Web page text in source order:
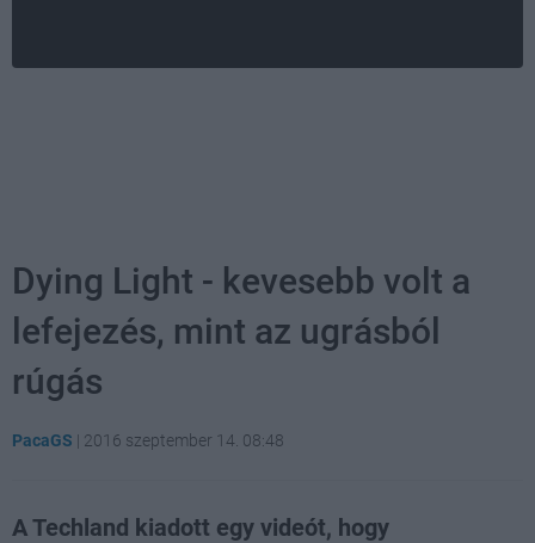
Dying Light - kevesebb volt a
lefejezés, mint az ugrásból
rúgás
PacaGS | 2016 szeptember 14. 08:48
A Techland kiadott egy videót, hogy